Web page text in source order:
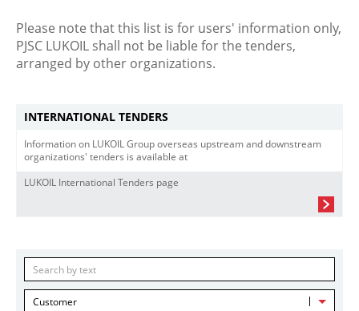
Please note that this list is for users' information only,
PJSC LUKOIL shall not be liable for the tenders,
arranged by other organizations.
INTERNATIONAL TENDERS
Information on LUKOIL Group overseas upstream and downstream
organizations' tenders is available at
LUKOIL International Tenders page
Customer